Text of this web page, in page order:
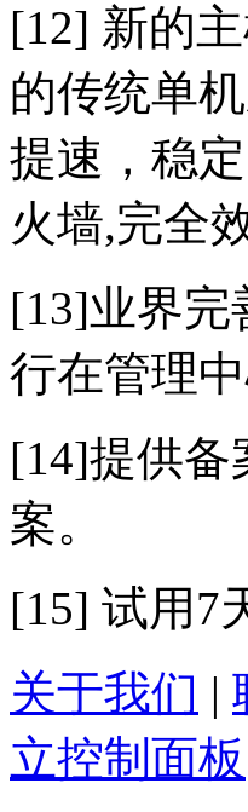
[12] 新的
的传统单
提速，稳
火墙,完全
[13]业界完
行在管理
[14]提供备
案。
[15] 试用7
关于我们 |
立控制面板